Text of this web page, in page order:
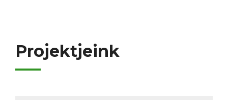
Projektjeink